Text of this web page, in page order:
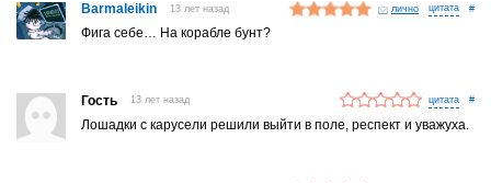
Barmaleikin
13 лет назад лично #
Фига себе… На корабле бунт?
Гость 13 лет назад #
Лошадки с карусели решили выйти в поле, респект и уважуха.